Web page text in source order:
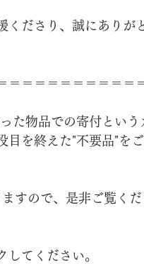
くださり、誠にありが
＝＝＝＝＝＝＝＝＝＝
た物品での寄付という
目を終えた"不要品"を
すので、是非ご覧くだ
してください。